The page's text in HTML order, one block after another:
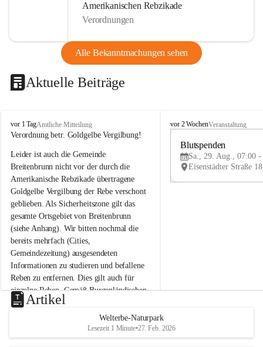
Amerikanischen Rebzikade
Verordnungen
Alle Bekanntmachungen sehen
Aktuelle Beiträge
B
r
i
t
e
n
b
r
u
n
n
a
m
N
e
u
s
d
vor 1 TagAmtliche Mitteilung
Verordnung betr. Goldgelbe Vergilbung!
Leider ist auch die Gemeinde
Breitenbrunn nicht vor der durch die
Amerikanische Rebzikade übertragene
Goldgelbe Vergilbung der Rebe verschont
geblieben. Als Sicherheitszone gilt das
gesamte Ortsgebiet von Breitenbrunn
(siehe Anhang). Wir bitten nochmal die
bereits mehrfach (Cities,
Gemeindezeitung) ausgesendeten
Informationen zu studieren und befallene
Reben zu entfernen. Dies gilt auch für
einzelne Reben. Gemäß Burgenländischen
Weinbaugesetz sind nicht gepflegte oder
unzulässige Weingärten zu roden! Bitte
helfen wir zusammen um unsere Winzer
vor den prognostizierten Ernteausfällen
B
e
u
e
d
vor 2 WochenVeranstaltung
Blutspenden
Sa., 29. Aug., 07:00 -
Artikel
Welterbe-Naturpark
Lesezeit 1 Minute•27. Feb. 2026